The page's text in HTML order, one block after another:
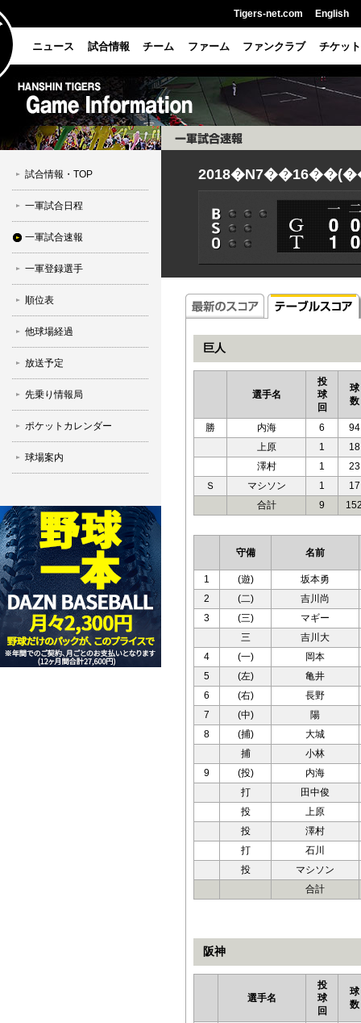
Tigers-net.com English
ニュース 試合情報 チーム ファーム ファンクラブ チケット
試合情報・TOP
一軍試合日程
一軍試合速報
一軍登録選手
順位表
他球場経過
放送予定
先乗り情報局
ポケットカレンダー
球場案内
巨人
選手名
投
球
回
球
数
勝 内海 6
94
上原
1
18
澤村
1
23
Ｓ
マシソン 1
17
合計
9
守備 名前
1 (遊)
坂本勇
2
(二)
吉川尚
3
(三)
マギー
三
吉川大
4
(一)
岡本
5
(左)
亀井
6
(右)
長野
7
(中)
陽
8
(捕)
大城
捕
小林
9
(投)
内海
打
田中俊
投
上原
投
澤村
打
石川
投
マシソン
合計
阪神
選手名
投
球
回
球
数